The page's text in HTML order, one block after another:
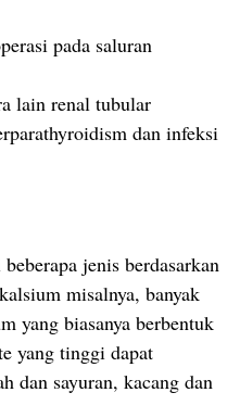
pada saluran
lain renal tubular
dan infeksi
jenis berdasarkan
misalnya, banyak
yang biasanya berbentuk
yang tinggi dapat
dan sayuran, kacang dan